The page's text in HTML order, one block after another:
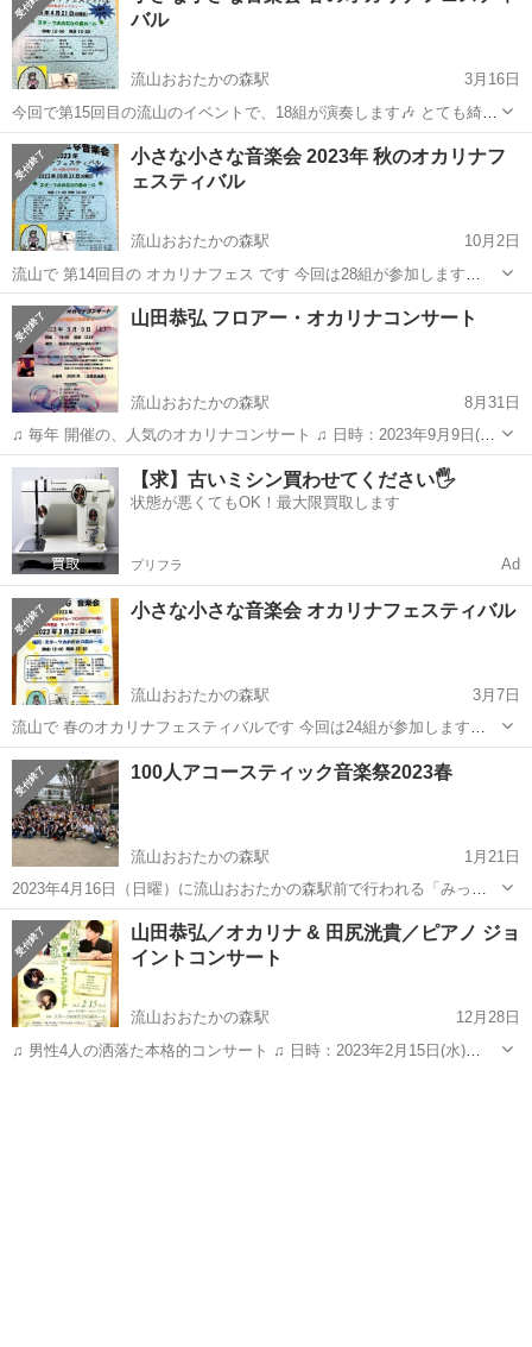
バル
流山おおたかの森駅
3月16日
今回で第15回目の流山のイベントで、18組が演奏します🎶 とても綺麗
なホールで、居心地が良いです 日時： 2024年4月21日（日） 開場：
12時 、開演：12時30分 会場： スターツおおたかの森ホール つくばエ
クスプ...
千葉 流山市 流山おおたかの森駅 コンサート/ショー
オカリナ
小さな小さな音楽会 2023年 秋のオカリナフ
ェスティバル
流山おおたかの森駅
10月2日
流山で 第14回目の オカリナフェス です 今回は28組が参加します
2022年10月31日(火) 開場：11時30分 、 開演：12時 スターツおおたか
の森ホール つくばエクスプレス と 東武アーバンパークライン の ...
千葉 流山市 流山おおたかの森駅 コンサート/ショー
オカリナ
山田恭弘 フロアー・オカリナコンサート
流山おおたかの森駅
8月31日
♫ 毎年 開催の、人気のオカリナコンサート ♫ 日時：2023年9月9日(土)
開場：13時 、 開演：13時30分 会場：スターツおおたかの森セ
ンター つくばエクスプレス or 東武アーバンパークラ...
千葉 流山市 流山おおたかの森駅 コンサート/ショー
オカリナ
【求】古いミシン買わせてください🖐️
状態が悪くてもOK！最大限買取します
プリフラ Ad
小さな小さな音楽会 オカリナフェスティバル
流山おおたかの森駅
3月7日
流山で 春のオカリナフェスティバルです 今回は24組が参加します
2023年3月22日(水) 開場： 12時 、 開演： 12時30分 スターツおおたか
の森ホール つくばエクスプレス と 東武アーバンパークライン (東武...
千葉 流山市 流山おおたかの森駅 コンサート/ショー
オカリナ
100人アコースティック音楽祭2023春
流山おおたかの森駅
1月21日
2023年4月16日（日曜）に流山おおたかの森駅前で行われる「みっけ
フェスタ2023spring」において、再び100人アコースティック音楽祭を
行うことが決定！ 本日より参加者を募集開始します！ 【100人アコー
スティック...
千葉 流山市 流山おおたかの森駅 コンサート/ショー
音楽祭
山田恭弘／オカリナ & 田尻洸貴／ピアノ ジョ
イントコンサート
流山おおたかの森駅
12月28日
♫ 男性4人の洒落た本格的コンサート ♫ 日時：2023年2月15日(水)